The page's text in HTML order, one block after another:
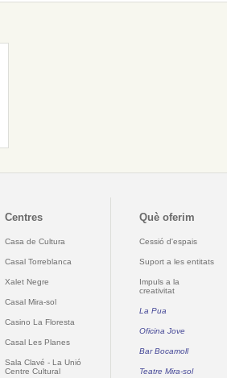
Centres
Casa de Cultura
Casal Torreblanca
Xalet Negre
Casal Mira-sol
Casino La Floresta
Casal Les Planes
Sala Clavé - La Unió
Centre Cultural
Què oferim
Cessió d'espais
Suport a les entitats
Impuls a la
creativitat
La Pua
Oficina Jove
Bar Bocamoll
Teatre Mira-sol